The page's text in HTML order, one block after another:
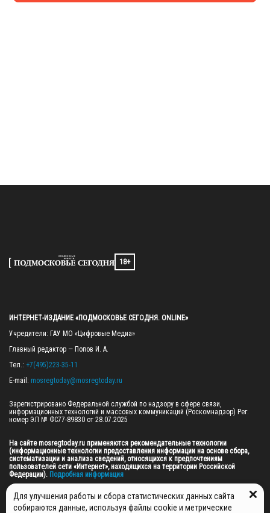
18+
ИНТЕРНЕТ-ИЗДАНИЕ «ПОДМОСКОВЬЕ СЕГОДНЯ. ONLINE»
Учредители: ГАУ МО «Цифровые Медиа»
Главный редактор — Попов И. А.
Тел.: +7(495)223-35-11
E-mail: mosregtoday@mosregtoday.ru
Зарегистрировано Федеральной службой по надзору в сфере связи,
информационных технологий и массовых коммуникаций (Роскомнадзор) Рег.
номер ЭЛ № ФС77-89830 от 28.07.2025
На сайте mosregtoday.ru применяются рекомендательные технологии
(информационные технологии предоставления информации на основе сбора,
систематизации и анализа сведений, относящихся к предпочтениям
пользователей сети «Интернет», находящихся на территории Российской
Федерации). Подробная информация
© 2026 ПРАВА НА ВСЕ МАТЕРИАЛЫ САЙТА ПРИНАДЛЕЖАТ ГАУ МО "ЦИФРОВЫЕ
МЕДИА" (ОГРН: 1255000059467).
Для улучшения работы и сбора статистических данных сайта
собираются данные, используя файлы cookie и метрические